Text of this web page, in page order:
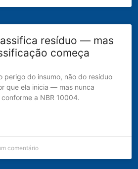
resíduo — mas
começa
perigo do insumo, não do resíduo
que ela inicia — mas nunca
a NBR 10004.
comentário